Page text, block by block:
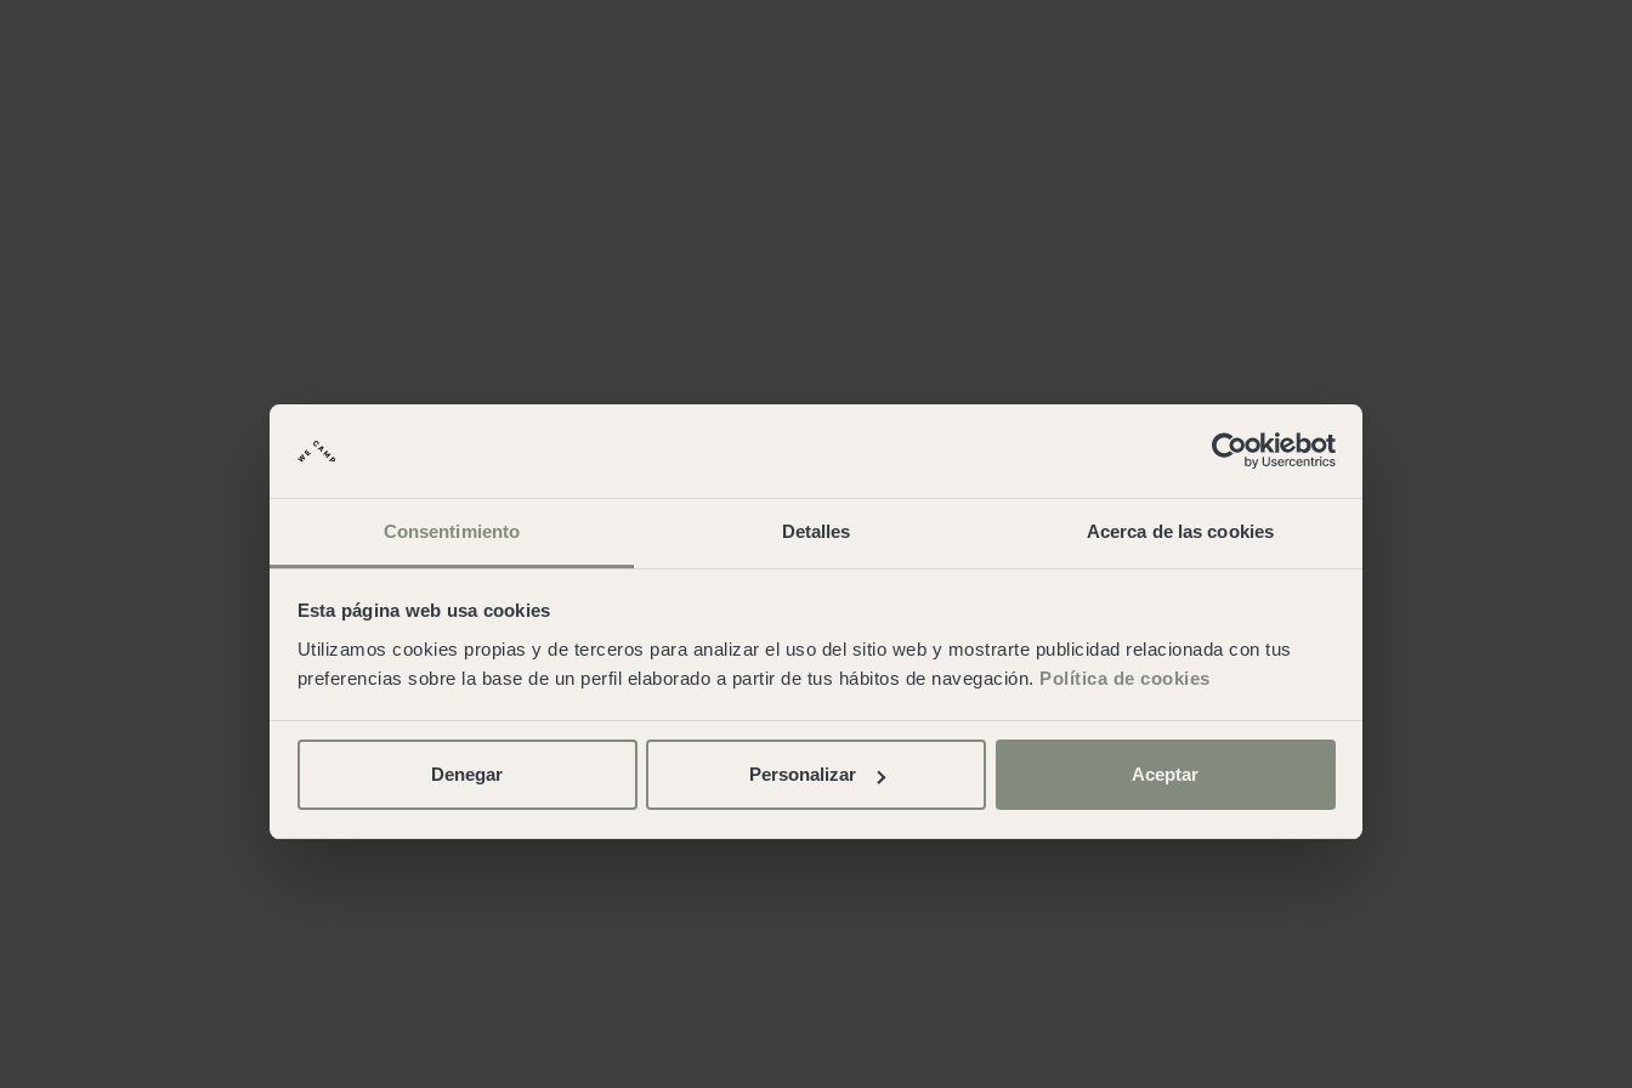
Consentimiento Detalles Acerca de las cookies
Esta página web usa cookies
Utilizamos cookies propias y de terceros para analizar el uso del sitio web y mostrarte publicidad relacionada con tus
preferencias sobre la base de un perfil elaborado a partir de tus hábitos de navegación. Política de cookies
Denegar Personalizar Aceptar